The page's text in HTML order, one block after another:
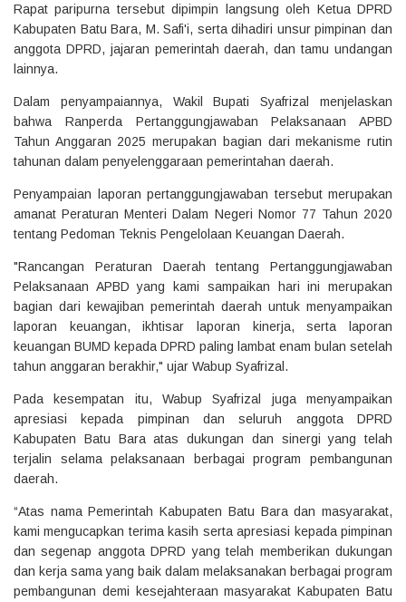
Rapat paripurna tersebut dipimpin langsung oleh Ketua DPRD
Kabupaten Batu Bara, M. Safi'i, serta dihadiri unsur pimpinan dan
anggota DPRD, jajaran pemerintah daerah, dan tamu undangan
lainnya.
Dalam penyampaiannya, Wakil Bupati Syafrizal menjelaskan
bahwa Ranperda Pertanggungjawaban Pelaksanaan APBD
Tahun Anggaran 2025 merupakan bagian dari mekanisme rutin
tahunan dalam penyelenggaraan pemerintahan daerah.
Penyampaian laporan pertanggungjawaban tersebut merupakan
amanat Peraturan Menteri Dalam Negeri Nomor 77 Tahun 2020
tentang Pedoman Teknis Pengelolaan Keuangan Daerah.
"Rancangan Peraturan Daerah tentang Pertanggungjawaban
Pelaksanaan APBD yang kami sampaikan hari ini merupakan
bagian dari kewajiban pemerintah daerah untuk menyampaikan
laporan keuangan, ikhtisar laporan kinerja, serta laporan
keuangan BUMD kepada DPRD paling lambat enam bulan setelah
tahun anggaran berakhir," ujar Wabup Syafrizal.
Pada kesempatan itu, Wabup Syafrizal juga menyampaikan
apresiasi kepada pimpinan dan seluruh anggota DPRD
Kabupaten Batu Bara atas dukungan dan sinergi yang telah
terjalin selama pelaksanaan berbagai program pembangunan
daerah.
“Atas nama Pemerintah Kabupaten Batu Bara dan masyarakat,
kami mengucapkan terima kasih serta apresiasi kepada pimpinan
dan segenap anggota DPRD yang telah memberikan dukungan
dan kerja sama yang baik dalam melaksanakan berbagai program
pembangunan demi kesejahteraan masyarakat Kabupaten Batu